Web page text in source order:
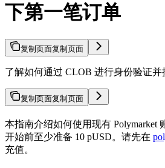
下第一笔订单
复制页面复制页面
了解如何通过 CLOB 进行身份验证并
复制页面复制页面
本指南介绍如何使用现有 Polymarket
开始前至少准备 10 pUSD。请先在
充值。